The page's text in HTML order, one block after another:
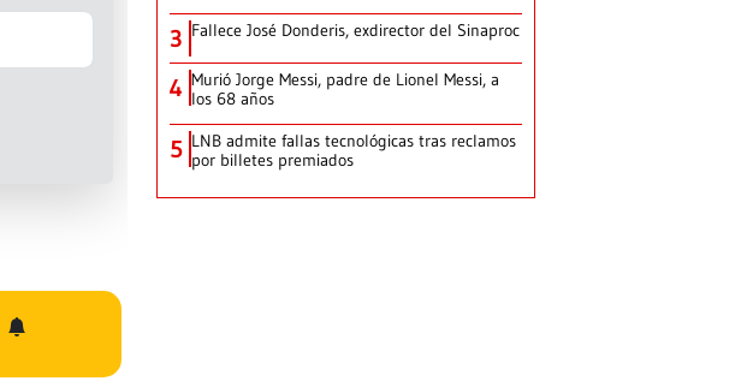
3 Fallece José Donderis, exdirector del Sinaproc
4 Murió Jorge Messi, padre de Lionel Messi, a
los 68 años
5 LNB admite fallas tecnológicas tras reclamos
por billetes premiados